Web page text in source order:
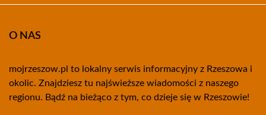
O NAS
mojrzeszow.pl to lokalny serwis informacyjny z Rzeszowa i
okolic. Znajdziesz tu najświeższe wiadomości z naszego
regionu. Bądź na bieżąco z tym, co dzieje się w Rzeszowie!